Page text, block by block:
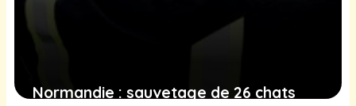
Normandie : sauvetage de 26 chats